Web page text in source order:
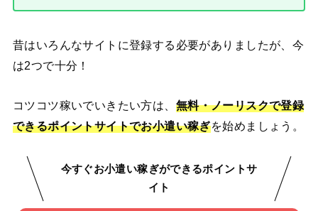
昔はいろんなサイトに登録する必要がありましたが、今
は2つで十分！
コツコツ稼いでいきたい方は、 無料・ノーリスクで登録
できるポイントサイトでお小遣い稼ぎを始めましょう。
今すぐお小遣い稼ぎができるポイントサ
イト